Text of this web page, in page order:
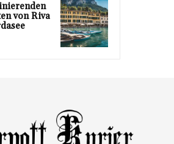
von Riva